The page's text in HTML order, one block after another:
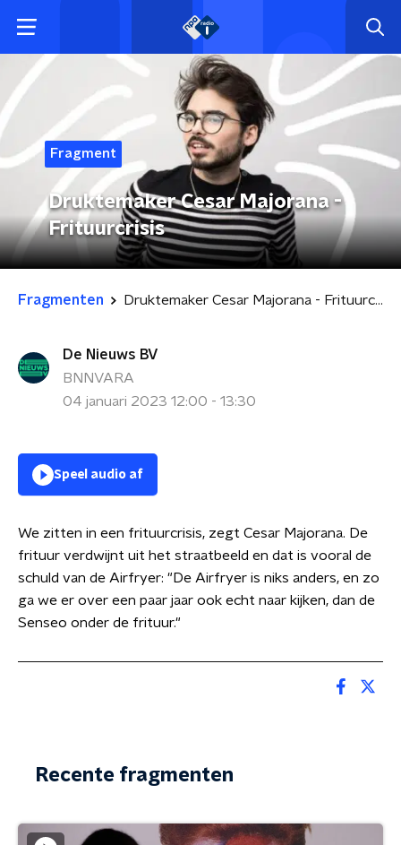
Fragment
Druktemaker Cesar Majorana -
Frituurcrisis
Fragmenten Druktemaker Cesar Majorana - Frituurcrisis
De Nieuws BV
BNNVARA
04 januari 2023 12:00 - 13:30
Speel audio af
We zitten in een frituurcrisis, zegt Cesar Majorana. De
frituur verdwijnt uit het straatbeeld en dat is vooral de
schuld van de Airfryer: "De Airfryer is niks anders, en zo
ga we er over een paar jaar ook echt naar kijken, dan de
Senseo onder de frituur."
Recente fragmenten